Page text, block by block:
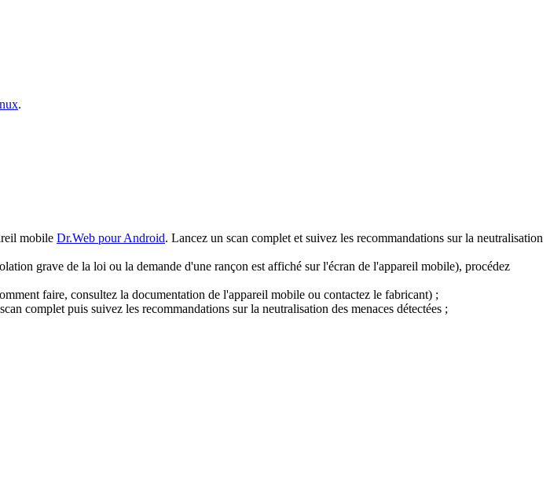
.
mobile Dr.Web pour Android. Lancez un scan complet et suivez les recommandations sur la neutralisation
grave de la loi ou la demande d'une rançon est affiché sur l'écran de l'appareil mobile), procédez
faire, consultez la documentation de l'appareil mobile ou contactez le fabricant) ;
complet puis suivez les recommandations sur la neutralisation des menaces détectées ;